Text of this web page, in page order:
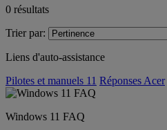
0 résultats
Trier par:
Liens d'auto-assistance
Pilotes et manuels 11 Réponses Acer
Windows 11 FAQ